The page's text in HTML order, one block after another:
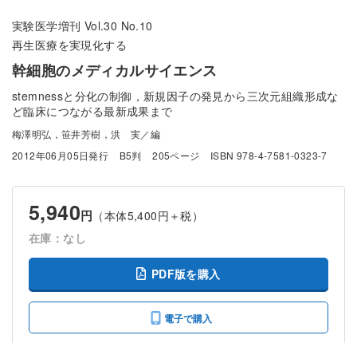
実験医学増刊 Vol.30 No.10
再生医療を実現化する
幹細胞のメディカルサイエンス
stemnessと分化の制御，新規因子の発見から三次元組織形成な
ど臨床につながる最新成果まで
梅澤明弘，笹井芳樹，洪 実／編
2012年06月05日発行
B5判 205ページ ISBN 978-4-7581-0323-7
5,940円 （本体5,400円＋税）
在庫：なし
PDF版を購入
電子で購入